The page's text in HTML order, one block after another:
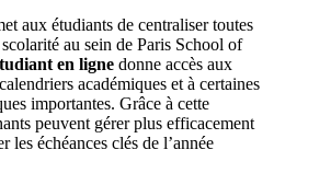
aux étudiants de centraliser toutes
au sein de Paris School of
en ligne donne accès aux
académiques et à certaines
importantes. Grâce à cette
peuvent gérer plus efficacement
les échéances clés de l’année